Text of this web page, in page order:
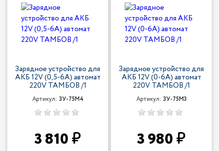
Зарядное устройство для
АКБ 12V (0,5-6A) автомат
220V ТАМБОВ /1
Артикул: ЗУ-75М4
3 810
Зарядное устройство для
АКБ 12V (0-6A) автомат
220V ТАМБОВ /1
Артикул: ЗУ-75М3
3 980